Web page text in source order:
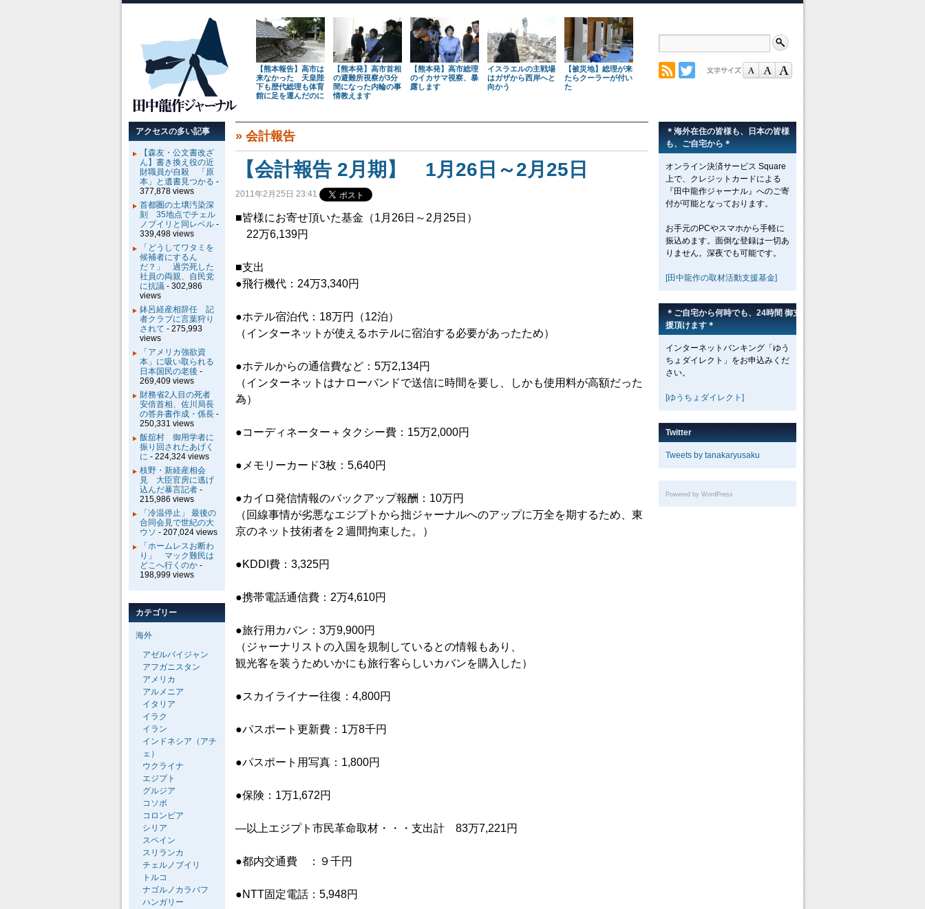
【熊本報告】高市は
来なかった 天皇陛
下も歴代総理も体育
館に足を運んだのに
【熊本発】高市首相
の避難所視察が3分
間になった内輪の事
情教えます
【熊本発】高市総理
のイカサマ視察、暴
露します
イスラエルの主戦場
はガザから西岸へと
向かう
【被災地】総理が来
たらクーラーが付い
た
» 会計報告
【会計報告 2月期】 1月26日～2月25日
2011年2月25日 23:41
■皆様にお寄せ頂いた基金（1月26日～2月25日）
22万6,139円
■支出
●飛行機代：24万3,340円
●ホテル宿泊代：18万円（12泊）
（インターネットが使えるホテルに宿泊する必要があったため）
●ホテルからの通信費など：5万2,134円
（インターネットはナローバンドで送信に時間を要し、しかも使用料が高額だった
為）
●コーディネーター＋タクシー費：15万2,000円
●メモリーカード3枚：5,640円
●カイロ発信情報のバックアップ報酬：10万円
（回線事情が劣悪なエジプトから拙ジャーナルへのアップに万全を期するため、東
京のネット技術者を２週間拘束した。）
●KDDI費：3,325円
●携帯電話通信費：2万4,610円
●旅行用カバン：3万9,900円
（ジャーナリストの入国を規制しているとの情報もあり、
観光客を装うためいかにも旅行客らしいカバンを購入した）
●スカイライナー往復：4,800円
●パスポート更新費：1万8千円
●パスポート用写真：1,800円
●保険：1万1,672円
―以上エジプト市民革命取材・・・支出計 83万7,221円
●都内交通費 ：９千円
●NTT固定電話：5,948円
＊海外在住の皆様も、日本の皆様
も、ご自宅から＊
オンライン決済サービス Square
上で、クレジットカードによる
『田中龍作ジャーナル』へのご寄
付が可能となっております。
お手元のPCやスマホから手軽に
振込めます。面倒な登録は一切あ
りません。深夜でも可能です。
[田中龍作の取材活動支援基金]
＊ご自宅から何時でも、24時間 御支
援頂けます＊
インターネットバンキング「ゆう
ちょダイレクト」をお申込みくだ
さい。
[ゆうちょダイレクト]
Twitter
Tweets by tanakaryusaku
Powered by WordPress
アクセスの多い記事
【森友・公文書改ざ
ん】書き換え役の近
財職員が自殺 「原
本」と遺書見つかる -
377,878 views
首都圏の土壌汚染深
刻 35地点でチェル
ノブイリと同レベル -
339,498 views
「どうしてワタミを
候補者にするん
だ？」 過労死した
社員の両親、自民党
に抗議 - 302,986
views
鉢呂経産相辞任 記
者クラブに言葉狩り
されて - 275,993
views
「アメリカ強欲資
本」に吸い取られる
日本国民の老後 -
269,409 views
財務省2人目の死者
安倍首相、佐川局長
の答弁書作成・係長 -
250,331 views
飯舘村 御用学者に
振り回されたあげく
に - 224,324 views
枝野・新経産相会
見 大臣官房に逃げ
込んだ暴言記者 -
215,986 views
「冷温停止」 最後の
合同会見で世紀の大
ウソ - 207,024 views
「ホームレスお断わ
り」 マック難民は
どこへ行くのか -
198,999 views
カテゴリー
海外
アゼルバイジャン
アフガニスタン
アメリカ
アルメニア
イタリア
イラク
イラン
インドネシア（アチ
ェ）
ウクライナ
エジプト
グルジア
コソボ
コロンビア
シリア
スペイン
スリランカ
チェルノブイリ
トルコ
ナゴルノカラバフ
ハンガリー